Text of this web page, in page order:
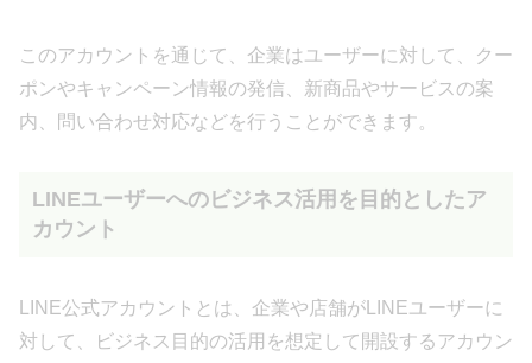
このアカウントを通じて、企業はユーザーに対して、クー
ポンやキャンペーン情報の発信、新商品やサービスの案
内、問い合わせ対応などを行うことができます。
LINEユーザーへのビジネス活用を目的としたア
カウント
LINE公式アカウントとは、企業や店舗がLINEユーザーに
対して、ビジネス目的の活用を想定して開設するアカウン